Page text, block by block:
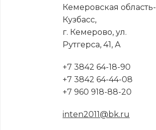
Кемеровская область-
Кузбасс,
г. Кемерово, ул.
Рутгерса, 41, А
+7 3842 64-18-90
+7 3842 64-44-08
+7 960 918-88-20
inten2011@bk.ru